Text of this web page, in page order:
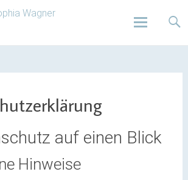
Art zu Leben | Sophia
auf einen Blick
Hinweise